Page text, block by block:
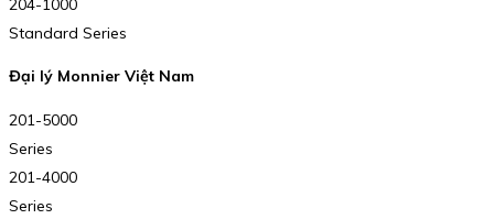
204-1000
Standard Series
Đại lý Monnier Việt Nam
201-5000
Series
201-4000
Series